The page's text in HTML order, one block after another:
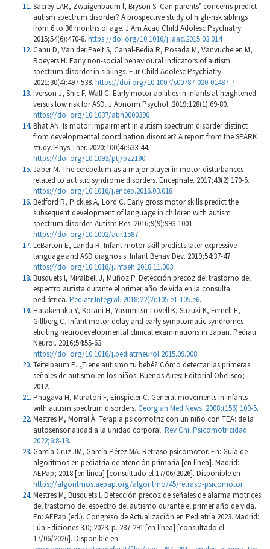
Sacrey LAR, Zwaigenbaum l, Bryson S. Can parents’ concerns predict
autism spectrum disorder? A prospective study of high-risk siblings
from 6 to 36 months of age. J Am Acad Child Adolesc Psychiatry.
2015;54(6):470-8. https://doi.org/10.1016/j.jaac.2015.03.014
Canu D, Van der Paelt S, Canal-Bedia R, Posada M, Vanvuchelen M,
Roeyers H. Early non-social behavioural indicators of autism
spectrum disorder in siblings. Eur Child Adolesc Psychiatry.
2021;30(4):497-538. https://doi.org/10.1007/s00787-020-01487-7
Iverson J, Shic F, Wall C. Early motor abilities in infants at heightened
versus low risk for ASD. J Abnorm Psychol. 2019;128(1):69-80.
https://doi.org/10.1037/abn0000390
Bhat AN. Is motor impairment in autism spectrum disorder distinct
from developmental coordination disorder? A report from the SPARK
study. Phys Ther. 2020;100(4):633-44.
https://doi.org/10.1093/ptj/pzz190
Jaber M. The cerebellum as a major player in motor disturbances
related to autistic syndrome disorders. Encephale. 2017;43(2):170-5.
https://doi.org/10.1016/j.encep.2016.03.018
Bedford R, Pickles A, Lord C. Early gross motor skills predict the
subsequent development of language in children with autism
spectrum disorder. Autism Res. 2016;9(9):993-1001.
https://doi.org/10.1002/aur.1587
LeBarton E, Landa R. Infant motor skill predicts later expressive
language and ASD diagnosis. Infant Behav Dev. 2019;54:37-47.
https://doi.org/10.1016/j.infbeh.2018.11.003
Busquets l, Miralbell J, Muñoz P. Detección precoz del trastorno del
espectro autista durante el primer año de vida en la consulta
pediátrica. Pediatr Integral. 2018;22(2):105.e1-105.e6.
Hatakenaka Y, Kotani H, Yasumitsu-Lovell K, Suzuki K, Fernell E,
Gillberg C. Infant motor delay and early symptomatic syndromes
eliciting neurodevelopmental clinical examinations in Japan. Pediatr
Neurol. 2016;54:55-63.
https://doi.org/10.1016/j.pediatrneurol.2015.09.008
Teitelbaum P. ¿Tiene autismo tu bebé? Cómo detectar las primeras
señales de autismo en los niños. Buenos Aires: Editorial Obelisco;
2012.
Phagava H, Muratori F, Einspieler C. General movements in infants
with autism spectrum disorders. Georgian Med News. 2008;(156):100-5.
Mestres M, Morral À. Terapia psicomotriz con un niño con TEA: de la
autosensorialidad a la unidad corporal. Rev Chil Psicomotricidad.
2022;6:8-13.
García Cruz JM, García Pérez MA. Retraso psicomotor. En: Guía de
algoritmos en pediatría de atención primaria [en línea]. Madrid:
AEPap; 2018 [en línea] [consultado el 17/06/2026]. Disponible en
https://algoritmos.aepap.org/algoritmo/45/retraso-psicomotor
Mestres M, Busquets l. Detección precoz de señales de alarma motrices
del trastorno del espectro del autismo durante el primer año de vida.
En: AEPap (ed.). Congreso de Actualización en Pediatría 2023. Madrid:
Lúa Ediciones 3.0; 2023. p. 287-291 [en línea] [consultado el
17/06/2026]. Disponible en